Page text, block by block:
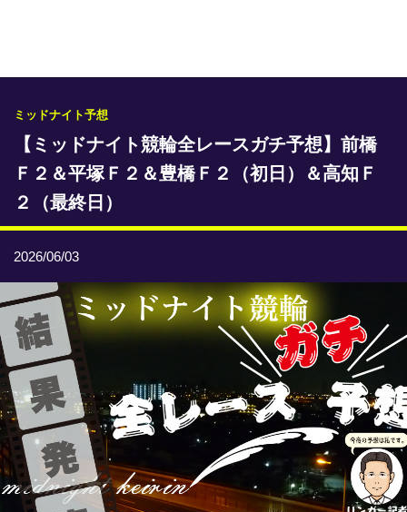
レース情報
本日のおすすめレース
年間開催予定表
トリマクリオリジナル予想
トリマクリコラム
お知らせ
番記者とくダネ！
選手ランキング
競輪場ガイド
記者紹介
ミッドナイト予想
【ミッドナイト競輪全レースガチ予想】前橋
Ｆ２＆平塚Ｆ２＆豊橋Ｆ２（初日）＆高知Ｆ
２（最終日）
2026/06/03